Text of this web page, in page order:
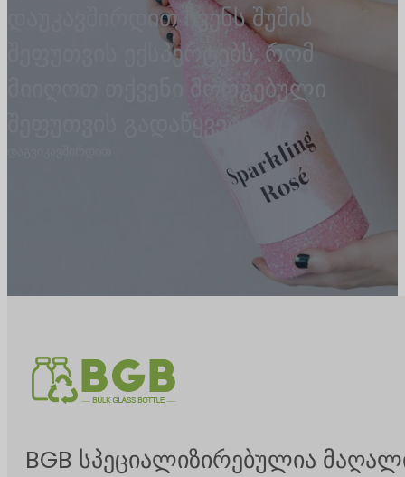
დაუკავშირდით ჩვენს შუშის
შეფუთვის ექსპერტებს, რომ
მიიღოთ თქვენი მორგებული
შეფუთვის გადაწყვეტა.
BGB სპეციალიზირებულია